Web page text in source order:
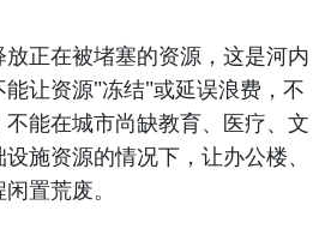
正在被堵塞的资源，这是河内
让资源"冻结"或延误浪费，不
能在城市尚缺教育、医疗、文
施资源的情况下，让办公楼、
置荒废。